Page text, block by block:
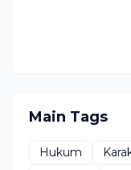
Main Tags
Hukum